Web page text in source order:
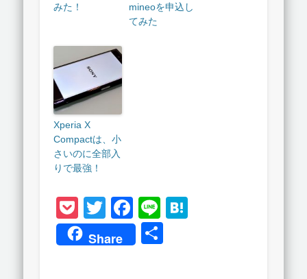
みた！
mineoを申込し
てみた
Xperia X
Compactは、小
さいのに全部入
りで最強！
Pocket
TwitterFacebook
Line
Share